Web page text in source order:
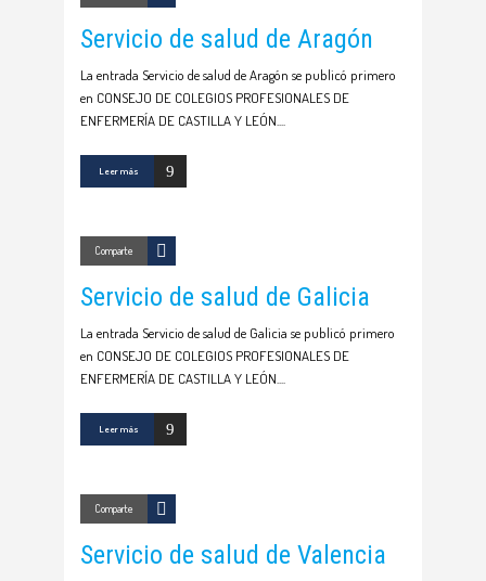
Servicio de salud de Aragón
La entrada Servicio de salud de Aragón se publicó primero
en CONSEJO DE COLEGIOS PROFESIONALES DE
ENFERMERÍA DE CASTILLA Y LEÓN.
Leer más
Comparte
Servicio de salud de Galicia
La entrada Servicio de salud de Galicia se publicó primero
en CONSEJO DE COLEGIOS PROFESIONALES DE
ENFERMERÍA DE CASTILLA Y LEÓN.
Leer más
Comparte
Servicio de salud de Valencia